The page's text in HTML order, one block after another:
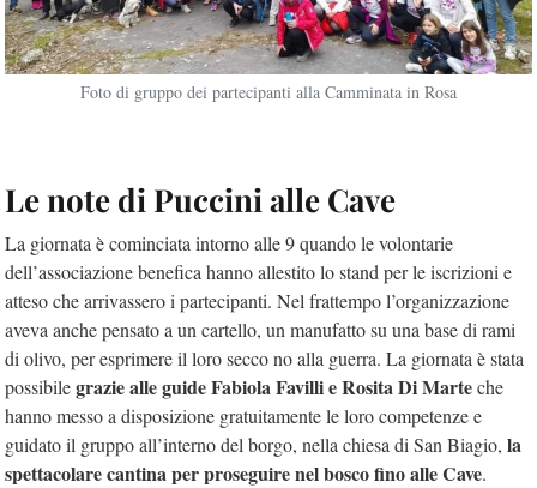
Foto di gruppo dei partecipanti alla Camminata in Rosa
Le note di Puccini alle Cave
La giornata è cominciata intorno alle 9 quando le volontarie
dell’associazione benefica hanno allestito lo stand per le iscrizioni e
atteso che arrivassero i partecipanti. Nel frattempo l’organizzazione
aveva anche pensato a un cartello, un manufatto su una base di rami
di olivo, per esprimere il loro secco no alla guerra. La giornata è stata
possibilegrazie alle guide Fabiola Favilli e Rosita Di Marteche
hanno messo a disposizione gratuitamente le loro competenze e
guidato il gruppo all’interno del borgo, nella chiesa di San Biagio, la
spettacolare cantina per proseguire nel bosco fino alle Cave.